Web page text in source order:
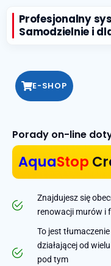
Profesjonalny
Samodzielnie i
E-SHOP
Porady on-line
AquaStop
Znajdujesz się
renowacji murów i
To jest
działającej od
pod tym